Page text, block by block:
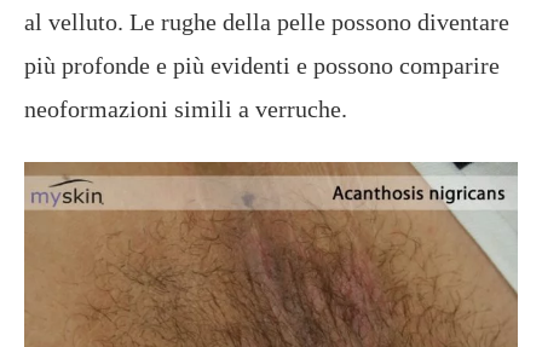
al velluto. Le rughe della pelle possono diventare
più profonde e più evidenti e possono comparire
neoformazioni simili a verruche.